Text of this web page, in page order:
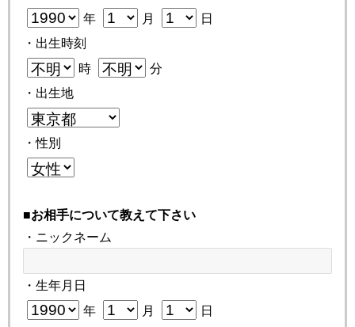
年 月
日
・出生時刻
時
分
・出生地
・性別
■お相手について教えて下さい
・ニックネーム
・生年月日
年 月
日